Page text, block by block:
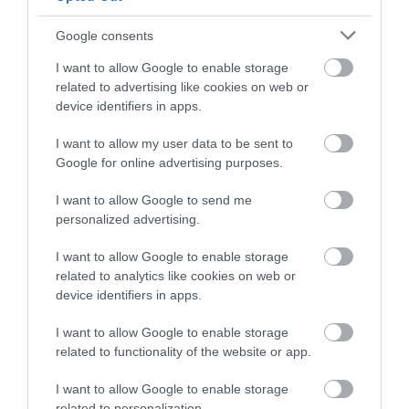
Google consents
I want to allow Google to enable storage
related to advertising like cookies on web or
device identifiers in apps.
I want to allow my user data to be sent to
Google for online advertising purposes.
I want to allow Google to send me
personalized advertising.
I want to allow Google to enable storage
related to analytics like cookies on web or
device identifiers in apps.
I want to allow Google to enable storage
related to functionality of the website or app.
I want to allow Google to enable storage
οικονομικό πρόγραμμα της ΕΛ.Α.Σ.
08.08.2026 | 19:20
Εύβοια πριν πέντε χρόνια
08.08.2026 | 19:00
Σε δημοπρασία η μπάλα των
08.08.2026 | 18:40
Εύβοιας: Μένουν κάθε μέρα χωρίς
νερό – Σοβαρή καταγγελία
ΠΕΡΙΣΣΟΤΕΡΑ ΑΠΟ ΕΙΔΗΣΕΙΣ ΕΥΒΟΙΑ
Φωτιά στην Εύβοια σε
ξερά χόρτα
Ρίγη συγκίνησης στην
Εύβοια! Η Ιερά Μονή
Οσίου Δαυΐδ έλαμψε